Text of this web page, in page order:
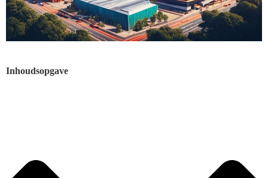
Inhoudsopgave